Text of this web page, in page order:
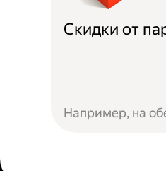
Скидки от
Например, на